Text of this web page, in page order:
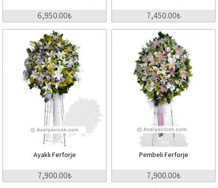
6,950.00₺ 7,450.00₺
Ayaklı Ferforje
7,900.00₺
Pembeli Ferforje
7,900.00₺